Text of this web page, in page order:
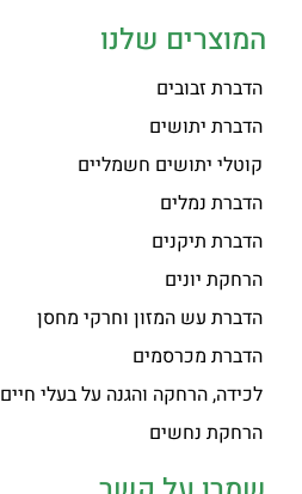
המוצרים שלנו
הדברת זבובים
הדברת יתושים
קוטלי יתושים חשמליים
הדברת נמלים
הדברת תיקנים
הרחקת יונים
הדברת עש המזון וחרקי מחסן
הדברת מכרסמים
לכידה, הרחקה והגנה על בעלי חיים
הרחקת נחשים